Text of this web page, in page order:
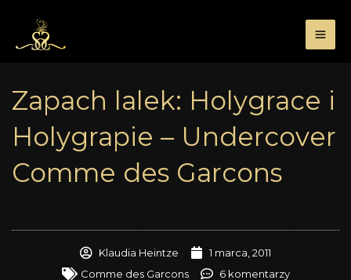
treści
Zapach lalek: Holygrace i
Holygrapie – Undercover
Comme des Garcons
Klaudia Heintze
1 marca, 2011
Comme des Garcons
6 komentarzy